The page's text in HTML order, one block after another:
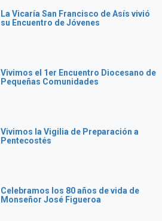
La Vicaría San Francisco de Asís vivió
su Encuentro de Jóvenes
Vivimos el 1er Encuentro Diocesano de
Pequeñas Comunidades
Vivimos la Vigilia de Preparación a
Pentecostés
Celebramos los 80 años de vida de
Monseñor José Figueroa